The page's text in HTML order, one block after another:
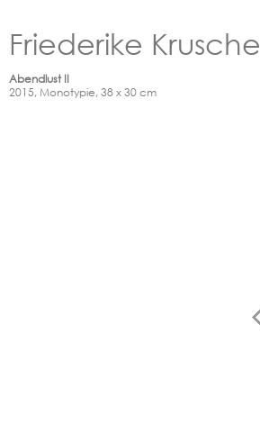
Friederike Krusche
Abendlust II
2015, Monotypie, 38 x 30 cm